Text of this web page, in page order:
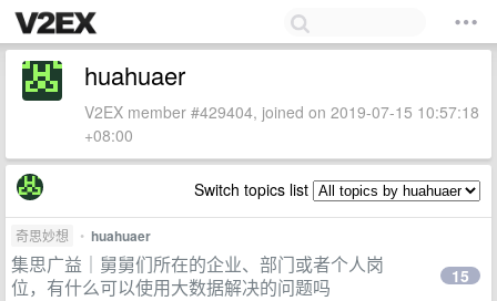
huahuaer
V2EX member #429404, joined on 2019-07-15 10:57:18
+08:00
Switch topics list
奇思妙想 • huahuaer
集思广益｜舅舅们所在的企业、部门或者个人岗
位，有什么可以使用大数据解决的问题吗
15